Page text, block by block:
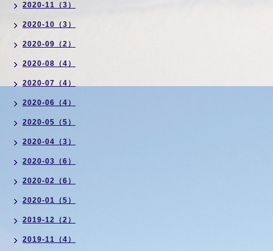
2020-11（3）
2020-10（3）
2020-09（2）
2020-08（4）
2020-07（4）
2020-06（4）
2020-05（5）
2020-04（3）
2020-03（6）
2020-02（6）
2020-01（5）
2019-12（2）
2019-11（4）